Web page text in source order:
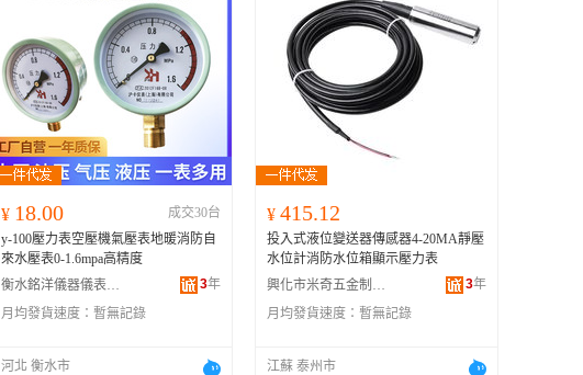
¥ 18.00
成交30台
y-100壓力表空壓機氣壓表地暖消防自
來水壓表0-1.6mpa高精度
衡水銘洋儀器儀表有限公司
3年
月均發貨速度： 暫無記錄
河北 衡水市
¥ 415.12
投入式液位變送器傳感器4-20MA靜壓
水位計消防水位箱顯示壓力表
興化市米奇五金制品有限公司
3年
月均發貨速度： 暫無記錄
江蘇 泰州市